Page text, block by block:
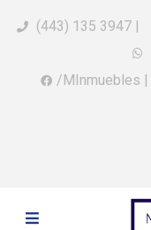
(443) 135 3947 |
/MInmuebles |